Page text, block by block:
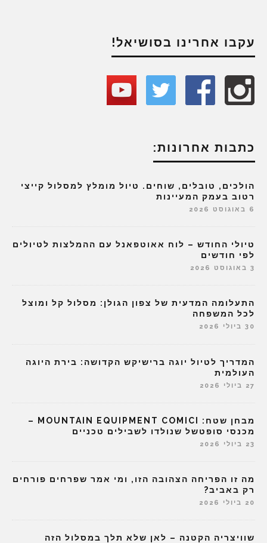
עקבו אחרינו בסושיאל!
כתבות אחרונות:
הולכים, טובלים, שוחים. טיול מומלץ למסלול קייצי
רטוב בעמק המעיינות
6 באוגוסט 2026
טיולי החודש – לוח אאוטפאנל עם ההמלצות לטיולים
לפי חודשים
3 באוגוסט 2026
התעלומה המדעית של צפון הגולן: מסלול קל ומוצל
לכל המשפחה
30 ביולי 2026
המדריך לטיול יוגה ברישיקש הקדושה: בירת היוגה
העולמית
27 ביולי 2026
מבחן שטח: MOUNTAIN EQUIPMENT COMICI –
מכנסי סופטשל שנולדו לשבילים טכניים
23 ביולי 2026
מה זו הפריחה הצהובה הזו, ומי אמר שפרחים פורחים
רק באביב?
20 ביולי 2026
שוויצריה הקטנה – לאן שלא תלך במסלול הזה